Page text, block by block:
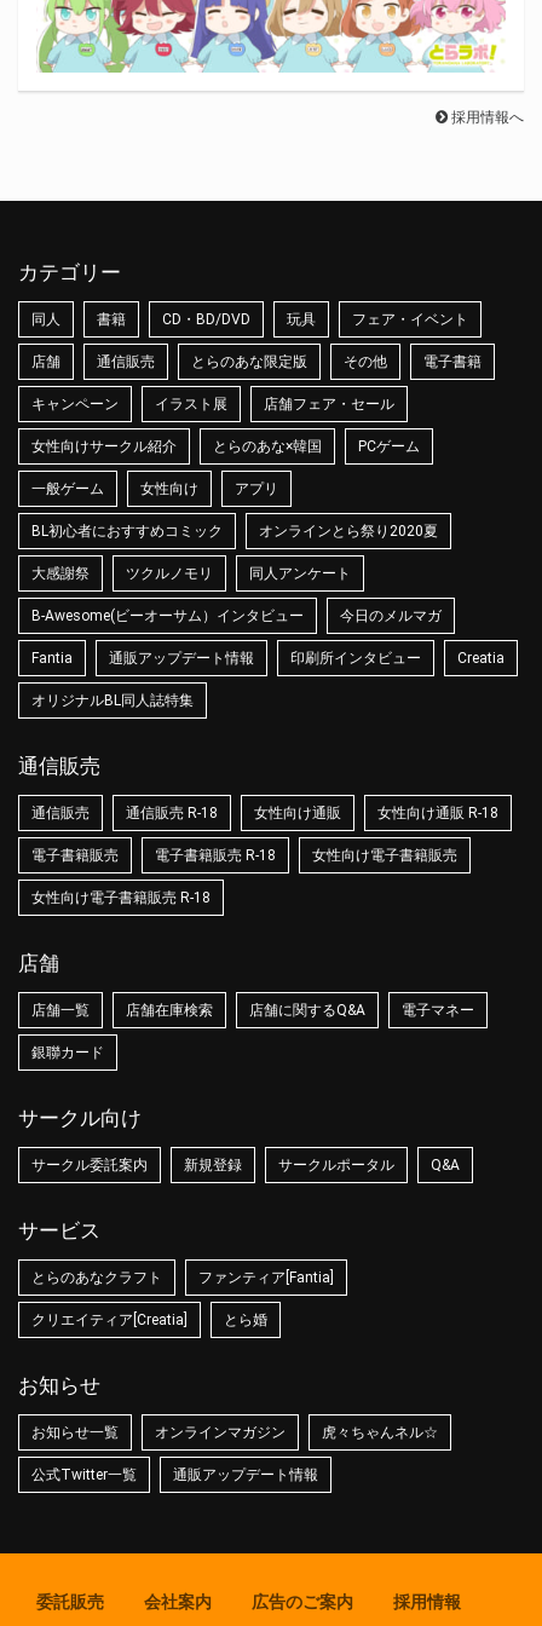
採用情報へ
カテゴリー
同人 書籍 CD・BD/DVD 玩具 フェア・イベント
店舗 通信販売 とらのあな限定版 その他 電子書籍
キャンペーン イラスト展 店舗フェア・セール
女性向けサークル紹介 とらのあな×韓国 PCゲーム
一般ゲーム 女性向け アプリ
BL初心者におすすめコミック オンラインとら祭り2020夏
大感謝祭 ツクルノモリ 同人アンケート
B-Awesome(ビーオーサム）インタビュー 今日のメルマガ
Fantia 通販アップデート情報 印刷所インタビュー Creatia
オリジナルBL同人誌特集
通信販売
通信販売 通信販売 R-18 女性向け通販 女性向け通販 R-18
電子書籍販売 電子書籍販売 R-18 女性向け電子書籍販売
女性向け電子書籍販売 R-18
店舗
店舗一覧 店舗在庫検索 店舗に関するQ&A 電子マネー
銀聯カード
サークル向け
サークル委託案内 新規登録 サークルポータル Q&A
サービス
とらのあなクラフト ファンティア[Fantia]
クリエイティア[Creatia] とら婚
お知らせ
お知らせ一覧 オンラインマガジン 虎々ちゃんネル☆
公式Twitter一覧 通販アップデート情報
委託販売 会社案内 広告のご案内 採用情報